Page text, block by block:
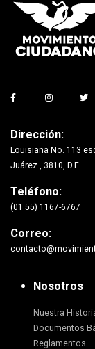
Dirección:
Louisiana No. 113
Juárez., 3810, D.F.
Teléfono:
(01 55) 1167-6767
Correo:
Nosotros
Nuestra
Documentos
Reglamentos